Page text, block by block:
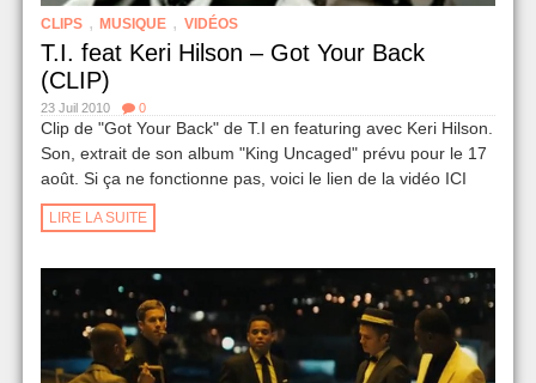
CLIPS , MUSIQUE , VIDÉOS
T.I. feat Keri Hilson – Got Your Back
(CLIP)
23 Juil 2010 0
Clip de "Got Your Back" de T.I en featuring avec Keri Hilson.
Son, extrait de son album "King Uncaged" prévu pour le 17
août. Si ça ne fonctionne pas, voici le lien de la vidéo ICI
LIRE LA SUITE